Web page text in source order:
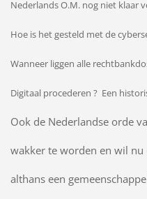
Nederlands O.M. nog niet klaar
Hoe is het gesteld met de
Wanneer liggen alle
Digitaal procederen ? Een
Ook de Nederlandse orde
wakker te worden en wil
althans een